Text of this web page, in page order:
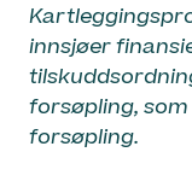
innsjøer
forsøpling,
forsøpling.